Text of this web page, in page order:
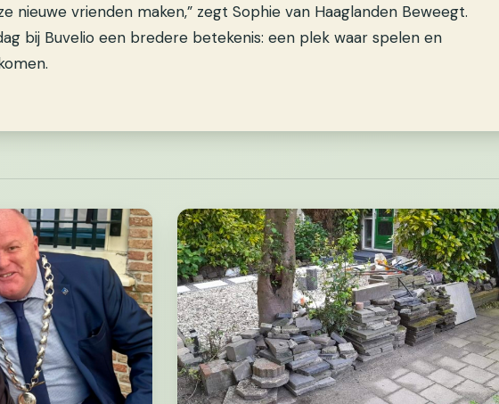
nieuwe vrienden maken,” zegt Sophie van Haaglanden Beweegt.
bij Buvelio een bredere betekenis: een plek waar spelen en